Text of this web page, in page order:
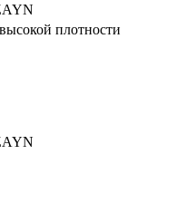
плотности